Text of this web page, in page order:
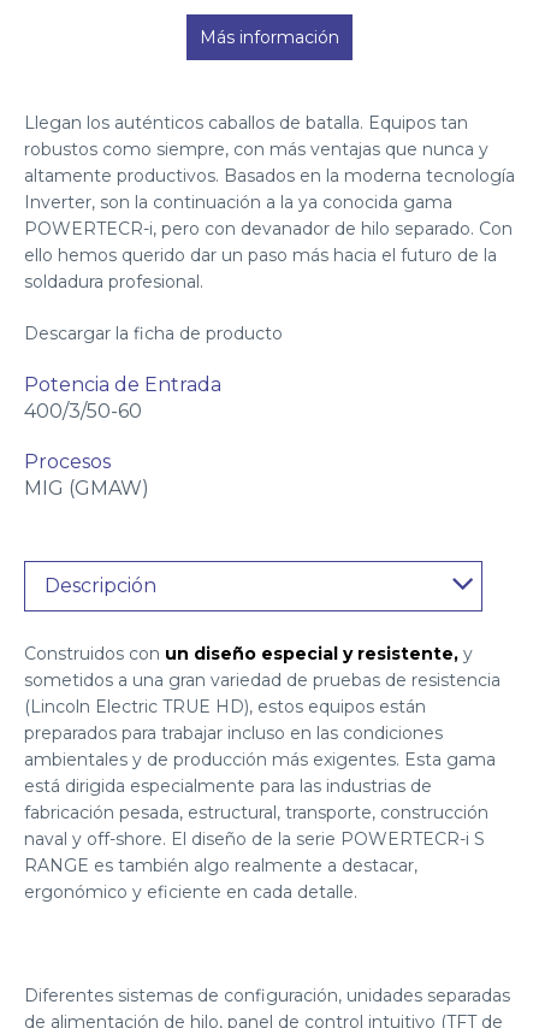
Llegan los auténticos caballos de batalla. Equipos tan
robustos como siempre, con más ventajas que nunca y
altamente productivos. Basados en la moderna tecnología
Inverter, son la continuación a la ya conocida gama
POWERTECR-i, pero con devanador de hilo separado. Con
ello hemos querido dar un paso más hacia el futuro de la
soldadura profesional.
Descargar la ficha de producto
Potencia de Entrada
400/3/50-60
Procesos
MIG (GMAW)
Más información
Descripción
Construidos con un diseño especial y resistente, y
sometidos a una gran variedad de pruebas de resistencia
(Lincoln Electric TRUE HD), estos equipos están
preparados para trabajar incluso en las condiciones
ambientales y de producción más exigentes. Esta gama
está dirigida especialmente para las industrias de
fabricación pesada, estructural, transporte, construcción
naval y off-shore. El diseño de la serie POWERTECR-i S
RANGE es también algo realmente a destacar,
ergonómico y eficiente en cada detalle.
Diferentes sistemas de configuración, unidades separadas
de alimentación de hilo, panel de control intuitivo (TFT de